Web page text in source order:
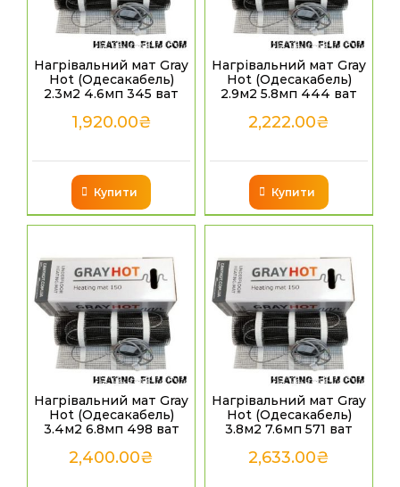
Нагрівальний мат Gray
Hot (Одесакабель)
2.3м2 4.6мп 345 ват
1,920.00₴
Купити
Нагрівальний мат Gray
Hot (Одесакабель)
2.9м2 5.8мп 444 ват
2,222.00₴
Купити
Нагрівальний мат Gray
Hot (Одесакабель)
3.4м2 6.8мп 498 ват
2,400.00₴
Нагрівальний мат Gray
Hot (Одесакабель)
3.8м2 7.6мп 571 ват
2,633.00₴